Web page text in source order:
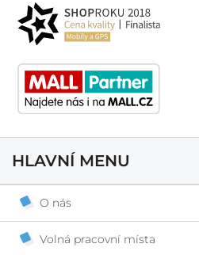
HLAVNÍ MENU
O nás
Volná pracovní místa